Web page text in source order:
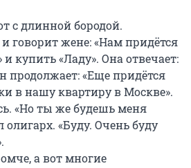
с длинной бородой.
говорит жене: «Нам придётся
и купить «Ладу». Она отвечает:
продолжает: «Еще придётся
в нашу квартиру в Москве».
«Но ты же будешь меня
олигарх. «Буду. Очень буду
а вот многие